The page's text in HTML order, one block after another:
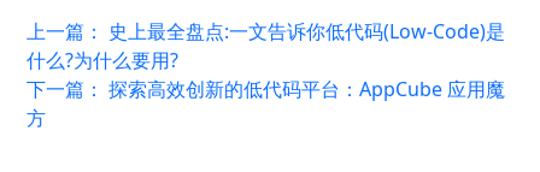
上一篇： 史上最全盘点:一文告诉你低代码(Low-Code)是
什么?为什么要用?
下一篇：探索高效创新的低代码平台：AppCube 应用魔
方